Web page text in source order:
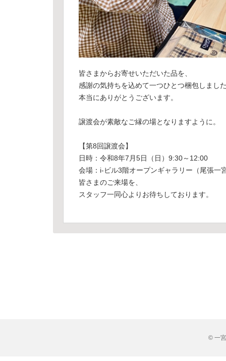
皆さまからお寄せいただいた品を、
感謝の気持ちを込めて一つひとつ梱包しまし
本当にありがとうございます。
譲渡会が素敵なご縁の場となりますように。
【第8回譲渡会】
日時：令和8年7月5日（日）9:30～12:00
会場：i-ビル3階オープンギャラリー（尾張一
皆さまのご来場を、
スタッフ一同心よりお待ちしております。
© 一